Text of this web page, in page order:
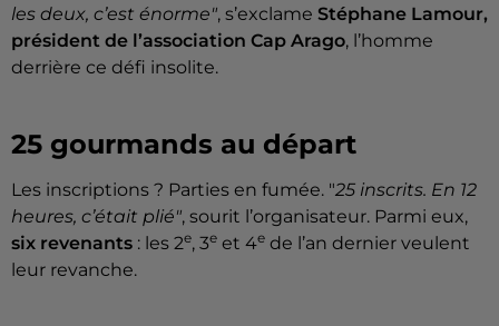
les deux, c’est énorme", s’exclame Stéphane Lamour,
président de l’association Cap Arago, l’homme
derrière ce défi insolite.
25 gourmands au départ
Les inscriptions ? Parties en fumée. "25 inscrits. En 12
heures, c’était plié", sourit l’organisateur. Parmi eux,
six revenants : les 2e, 3e et 4e de l’an dernier veulent
leur revanche.